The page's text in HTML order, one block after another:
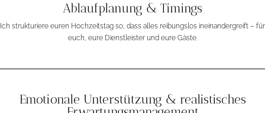
Ablaufplanung & Timings
Ich strukturiere euren Hochzeitstag so, dass alles reibungslos ineinandergreift – für
euch, eure Dienstleister und eure Gäste.
Emotionale Unterstützung & realistisches